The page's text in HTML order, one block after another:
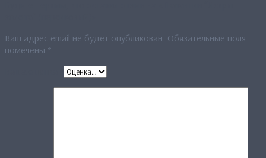
Ваш адрес email не будет опубликован. Обязательные поля
помечены *